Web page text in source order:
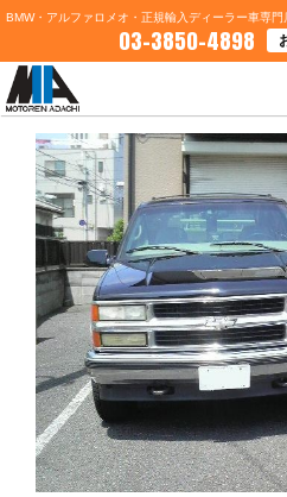
BMW・アルファロメオ・正規輸入ディーラー車専
03-3850-4898
HOME>お客様の声